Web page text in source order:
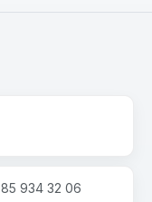
934 32 06